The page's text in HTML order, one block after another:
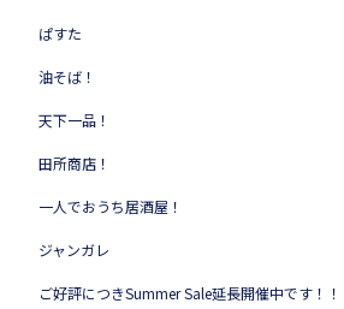
ぱすた
油そば！
天下一品！
田所商店！
一人でおうち居酒屋！
ジャンガレ
ご好評につきSummer Sale延長開催中です！！